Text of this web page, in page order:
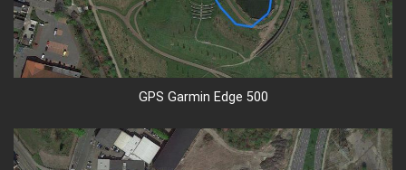
GPS Garmin Edge 500